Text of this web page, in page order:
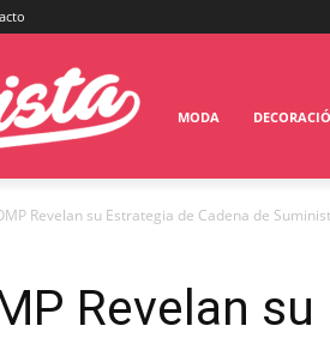
MODA
Revelan su Estrategia de Cadena de
Revelan